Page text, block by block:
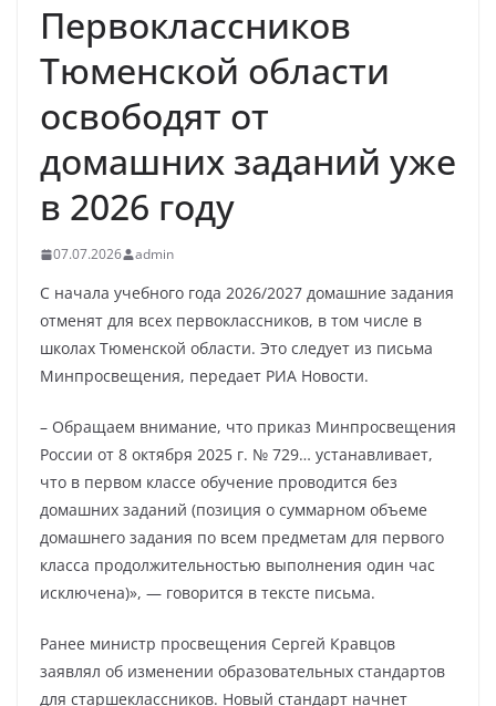
Первоклассников
Тюменской области
освободят от
домашних заданий уже
в 2026 году
07.07.2026 admin
С начала учебного года 2026/2027 домашние задания
отменят для всех первоклассников, в том числе в
школах Тюменской области. Это следует из письма
Минпросвещения, передает РИА Новости.
– Обращаем внимание, что приказ Минпросвещения
России от 8 октября 2025 г. № 729… устанавливает,
что в первом классе обучение проводится без
домашних заданий (позиция о суммарном объеме
домашнего задания по всем предметам для первого
класса продолжительностью выполнения один час
исключена)», — говорится в тексте письма.
Ранее министр просвещения Сергей Кравцов
заявлял об изменении образовательных стандартов
для старшеклассников. Новый стандарт начнет